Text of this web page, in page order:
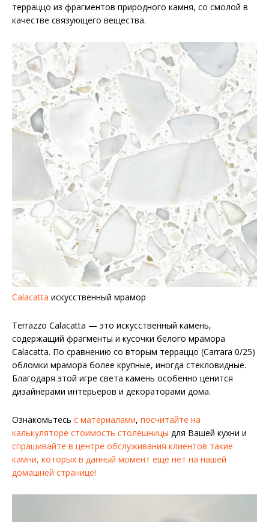
терраццо из фрагментов природного камня, со смолой в
качестве связующего вещества.
Calacatta искусственный мрамор
Terrazzo Calacatta — это искусственный камень,
содержащий фрагменты и кусочки белого мрамора
Calacatta. По сравнению со вторым терраццо (Carrara 0/25)
обломки мрамора более крупные, иногда стекловидные.
Благодаря этой игре света камень особенно ценится
дизайнерами интерьеров и декораторами дома.
Ознакомьтесь с материалами, посчитайте на
калькуляторе стоимость столешницы для Вашей кухни и
спрашивайте в центре обслуживания клиентов такие
камни, которых в данный момент еще нет на нашей
домашней странице!